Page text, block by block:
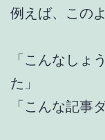
例えば、この
「こんなしょ
た」
「こんな記事